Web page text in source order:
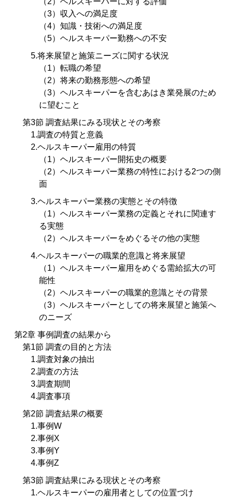
（3）収入への満足度
（4）知識・技術への満足度
（5）ヘルスキーパー勤務への不安
5.将来展望と施策ニーズに関する状況
（1）転職の希望
（2）将来の勤務形態への希望
（3）ヘルスキーパーを含むあはき業発展のため
に望むこと
第3節 調査結果にみる現状とその考察
1.調査の特質と意義
2.ヘルスキーパー雇用の特質
（1）ヘルスキーパー開拓史の概要
（2）ヘルスキーパー業務の特性における2つの側
面
3.ヘルスキーパー業務の実態とその特徴
（1）ヘルスキーパー業務の定義とそれに関連す
る実態
（2）ヘルスキーパーをめぐるその他の実態
4.ヘルスキーパーの職業的意識と将来展望
（1）ヘルスキーパー雇用をめぐる需給拡大の可
能性
（2）ヘルスキーパーの職業的意識とその背景
（3）ヘルスキーパーとしての将来展望と施策へ
のニーズ
第2章 事例調査の結果から
第1節 調査の目的と方法
1.調査対象の抽出
2.調査の方法
3.調査期間
4.調査事項
第2節 調査結果の概要
1.事例W
2.事例X
3.事例Y
4.事例Z
第3節 調査結果にみる現状とその考察
1.ヘルスキーパーの雇用者としての位置づけ